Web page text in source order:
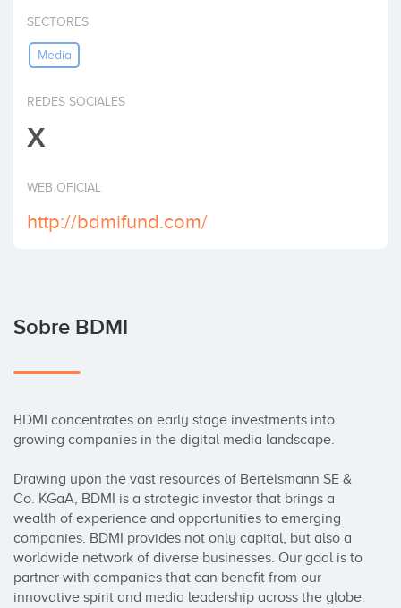
Invertir
SECTORES
Media
REDES SOCIALES
X
WEB OFICIAL
http://bdmifund.com/
Sobre BDMI
BDMI concentrates on early stage investments into
growing companies in the digital media landscape.
Drawing upon the vast resources of Bertelsmann SE &
Co. KGaA, BDMI is a strategic investor that brings a
wealth of experience and opportunities to emerging
companies. BDMI provides not only capital, but also a
worldwide network of diverse businesses. Our goal is to
partner with companies that can benefit from our
innovative spirit and media leadership across the globe.